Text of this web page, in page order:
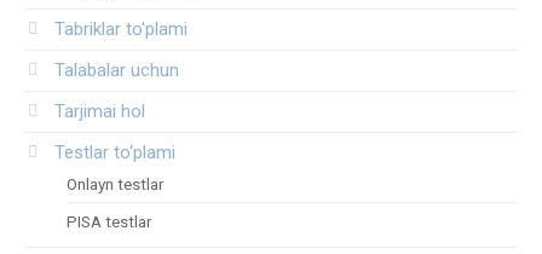
Tabriklar to'plami
Talabalar uchun
Tarjimai hol
Testlar to‘plami
Onlayn testlar
PISA testlar